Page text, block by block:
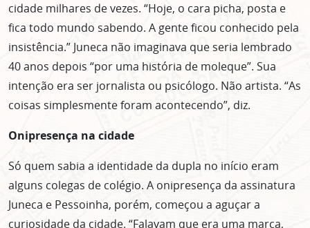
cidade milhares de vezes. “Hoje, o cara picha, posta e
fica todo mundo sabendo. A gente ficou conhecido pela
insistência.” Juneca não imaginava que seria lembrado
40 anos depois “por uma história de moleque”. Sua
intenção era ser jornalista ou psicólogo. Não artista. “As
coisas simplesmente foram acontecendo”, diz.
Onipresença na cidade
Só quem sabia a identidade da dupla no início eram
alguns colegas de colégio. A onipresença da assinatura
Juneca e Pessoinha, porém, começou a aguçar a
curiosidade da cidade. “Falavam que era uma marca,